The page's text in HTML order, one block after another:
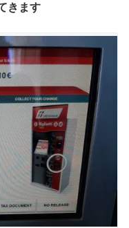
きます